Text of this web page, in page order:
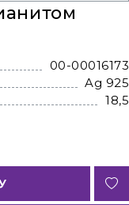
00-00016173
Ag 925
18,5